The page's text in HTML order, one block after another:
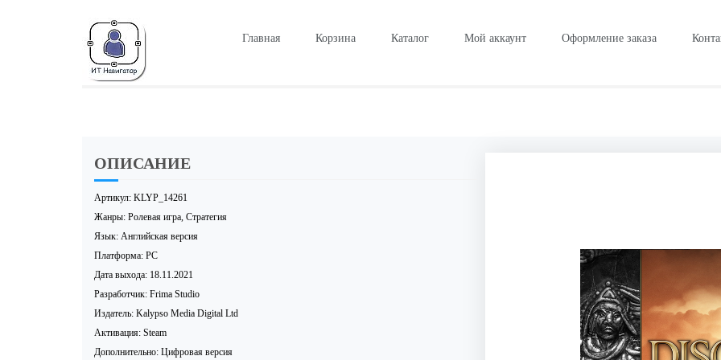
Главная Корзина Каталог Мой аккаунт Оформление заказа
ОПИСАНИЕ
Артикул: KLYP_14261
Жанры: Ролевая игра, Стратегия
Язык: Английская версия
Платформа: PC
Дата выхода: 18.11.2021
Разработчик: Frima Studio
Издатель: Kalypso Media Digital Ltd
Активация: Steam
Дополнительно: Цифровая версия